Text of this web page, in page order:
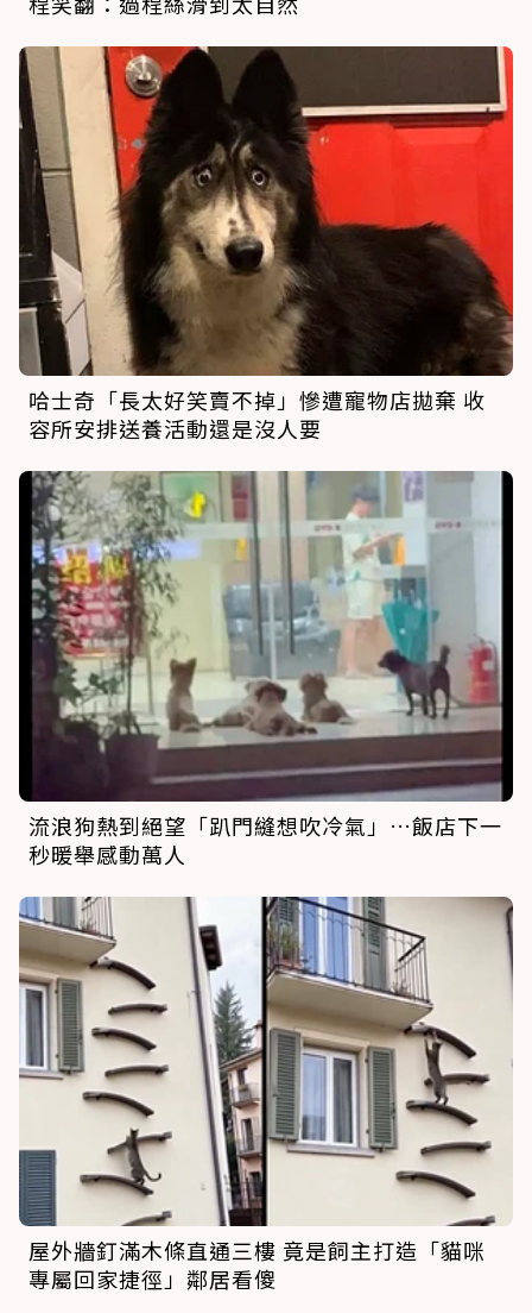
哈士奇「長太好笑賣不掉」慘遭寵物店拋棄 收
容所安排送養活動還是沒人要
流浪狗熱到絕望「趴門縫想吹冷氣」…飯店下一
秒暖舉感動萬人
屋外牆釘滿木條直通三樓 竟是飼主打造「貓咪
專屬回家捷徑」鄰居看傻